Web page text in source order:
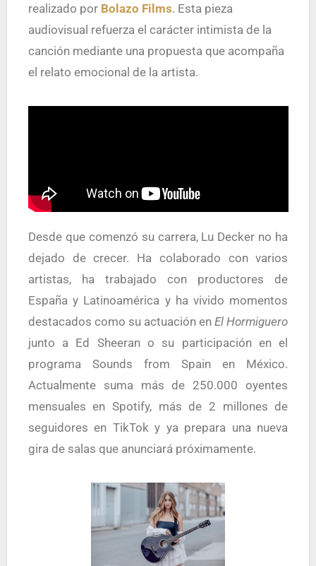
realizado por Bolazo Films. Esta pieza
audiovisual refuerza el carácter intimista de la
canción mediante una propuesta que acompaña
el relato emocional de la artista.
Desde que comenzó su carrera, Lu Decker no ha
dejado de crecer. Ha colaborado con varios
artistas, ha trabajado con productores de
España y Latinoamérica y ha vivido momentos
destacados como su actuación enEl Hormiguero
junto a Ed Sheeran o su participación en el
programa Sounds from Spain en México.
Actualmente suma más de 250.000 oyentes
mensuales en Spotify, más de 2 millones de
seguidores en TikTok y ya prepara una nueva
gira de salas que anunciará próximamente.